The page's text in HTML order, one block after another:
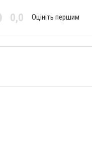
0,0 Оцініть першим